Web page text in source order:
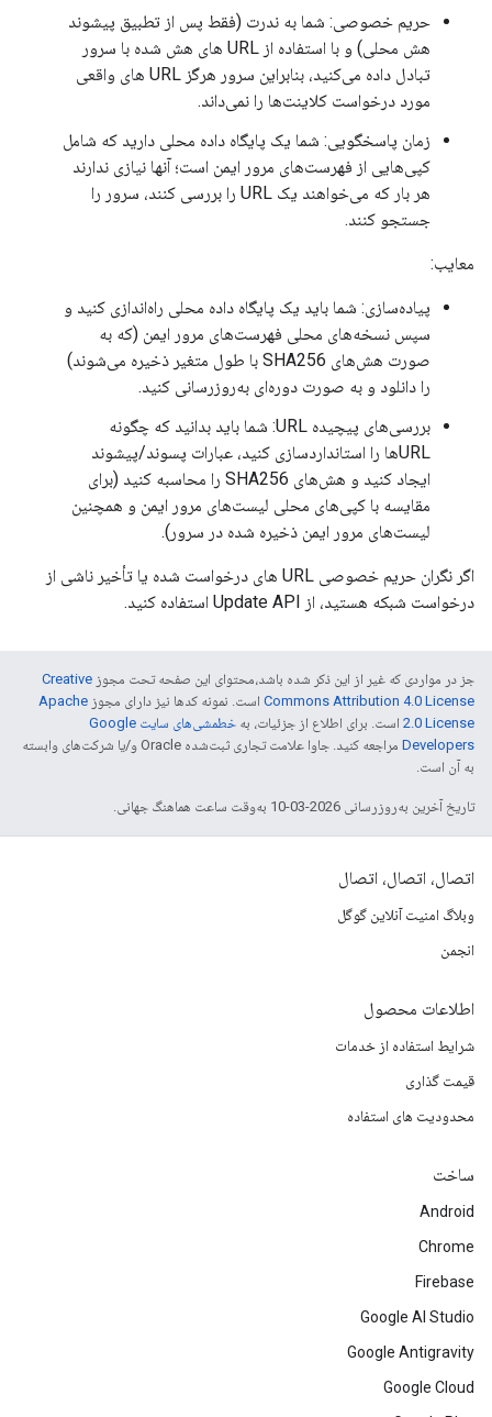
حریم خصوصی: شما به ندرت (فقط پس از تطبیق پیشوند
هش محلی) و با استفاده از URL های هش شده با سرور
تبادل داده می‌کنید، بنابراین سرور هرگز URL های واقعی
مورد درخواست کلاینت‌ها را نمی‌داند.
زمان پاسخگویی: شما یک پایگاه داده محلی دارید که شامل
کپی‌هایی از فهرست‌های مرور ایمن است؛ آنها نیازی ندارند
هر بار که می‌خواهند یک URL را بررسی کنند، سرور را
جستجو کنند.
معایب:
پیاده‌سازی: شما باید یک پایگاه داده محلی راه‌اندازی کنید و
سپس نسخه‌های محلی فهرست‌های مرور ایمن (که به
صورت هش‌های SHA256 با طول متغیر ذخیره می‌شوند)
را دانلود و به صورت دوره‌ای به‌روزرسانی کنید.
بررسی‌های پیچیده URL: شما باید بدانید که چگونه
URLها را استانداردسازی کنید، عبارات پسوند/پیشوند
ایجاد کنید و هش‌های SHA256 را محاسبه کنید (برای
مقایسه با کپی‌های محلی لیست‌های مرور ایمن و همچنین
لیست‌های مرور ایمن ذخیره شده در سرور).
اگر نگران حریم خصوصی URL های درخواست شده یا تأخیر ناشی از
درخواست شبکه هستید، از Update API استفاده کنید.
جز در مواردی که غیر از این ذکر شده باشد،‌محتوای این صفحه تحت مجوز Creative
Commons Attribution 4.0 License است. نمونه کدها نیز دارای مجوز Apache
2.0 License است. برای اطلاع از جزئیات، به
خطمشی‌های سایت Google
Developers‏
مراجعه کنید. جاوا علامت تجاری ثبت‌شده Oracle و/یا شرکت‌های وابسته
به آن است.
تاریخ آخرین به‌روزرسانی 2026-03-10 به‌وقت ساعت هماهنگ جهانی.
اتصال، اتصال، اتصال
وبلاگ امنیت آنلاین گوگل
انجمن
اطلاعات محصول
شرایط استفاده از خدمات
قیمت گذاری
محدودیت های استفاده
ساخت
Android
Chrome
Firebase
Google AI Studio
Google Antigravity
Google Cloud